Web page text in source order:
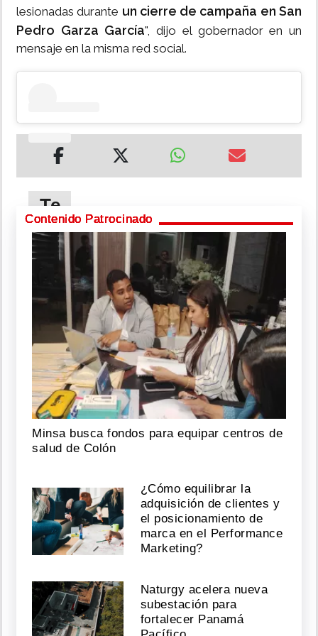
lesionadas durante un cierre de campaña en San
Pedro Garza García", dijo el gobernador en un
mensaje en la misma red social.
Te
puede
interesar
Colombia:
Atacan
drones
y
disparos
alcaldía
del
municipio
de
Rioblanco
Agosto
Interceptan
dos
en
el
espacio
aéreo
Contenido Patrocinado
Minsa busca fondos para equipar centros de
salud de Colón
¿Cómo equilibrar la
adquisición de clientes y
el posicionamiento de
marca en el Performance
Marketing?
Naturgy acelera nueva
subestación para
fortalecer Panamá